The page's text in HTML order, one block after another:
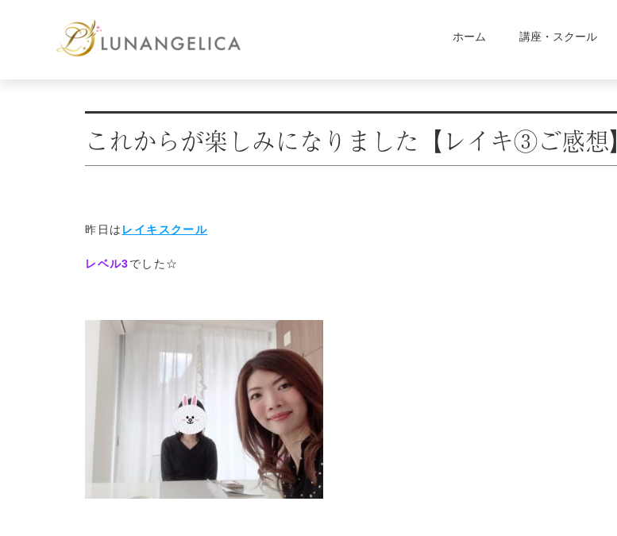
ホーム 講座・スクール
これからが楽しみになりました【レイキ③ご感想】
昨日は レイキスクール
レベル3 でした☆